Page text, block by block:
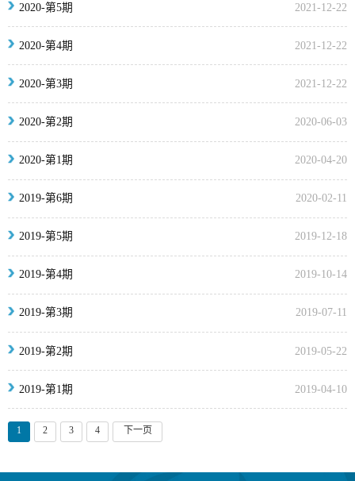
2021-12-22
2020-第5期
2021-12-22
2020-第4期
2021-12-22
2020-第3期
2020-06-03
2020-第2期
2020-04-20
2020-第1期
2020-02-11
2019-第6期
2019-12-18
2019-第5期
2019-10-14
2019-第4期
2019-07-11
2019-第3期
2019-05-22
2019-第2期
2019-04-10
2019-第1期
1 2 3 4 下一页